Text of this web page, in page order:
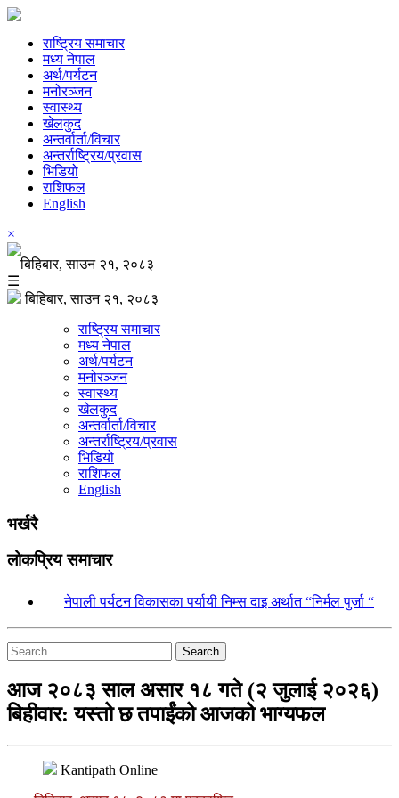
राष्ट्रिय समाचार
मध्य नेपाल
अर्थ/पर्यटन
मनोरञ्जन
स्वास्थ्य
खेलकुद
अन्तर्वार्ता/विचार
अन्तर्राष्ट्रिय/प्रवास
भिडियो
राशिफल
English
×
बिहिबार, साउन २१, २०८३
☰
बिहिबार, साउन २१, २०८३
राष्ट्रिय समाचार
मध्य नेपाल
अर्थ/पर्यटन
मनोरञ्जन
स्वास्थ्य
खेलकुद
अन्तर्वार्ता/विचार
अन्तर्राष्ट्रिय/प्रवास
भिडियो
राशिफल
English
भर्खरै
लोकप्रिय समाचार
नेपाली पर्यटन विकासका पर्यायी निम्स दाइ अर्थात “निर्मल पुर्जा “
Search
आज २०८३ साल असार १८ गते (२ जुलाई २०२६)
बिहीवार: यस्तो छ तपाईंको आजको भाग्यफल
Kantipath Online